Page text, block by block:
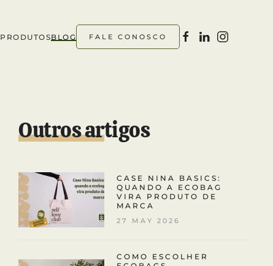
PRODUTOSBLOG FALE CONOSCO
Outros artigos
CASE NINA BASICS:
QUANDO A ECOBAG
VIRA PRODUTO DE
MARCA
27 MAY 2026
COMO ESCOLHER